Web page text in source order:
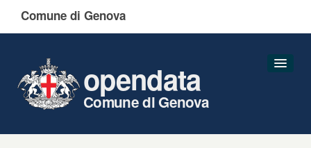
Comune di Genova
opendata
Comune di Genova